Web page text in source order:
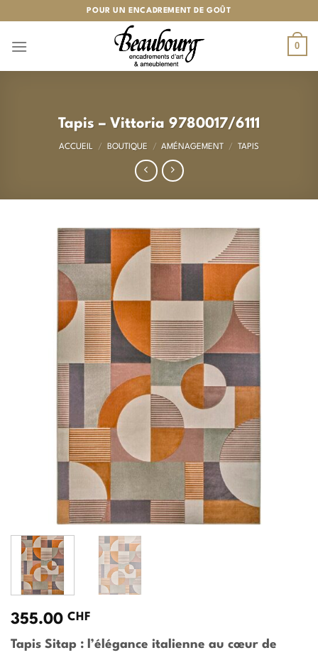
contenu
POUR UN ENCADREMENT DE GOÛT
0
Tapis – Vittoria 9780017/6111
ACCUEIL / BOUTIQUE / AMÉNAGEMENT / TAPIS
355.00 CHF
Tapis Sitap : l’élégance italienne au cœur de